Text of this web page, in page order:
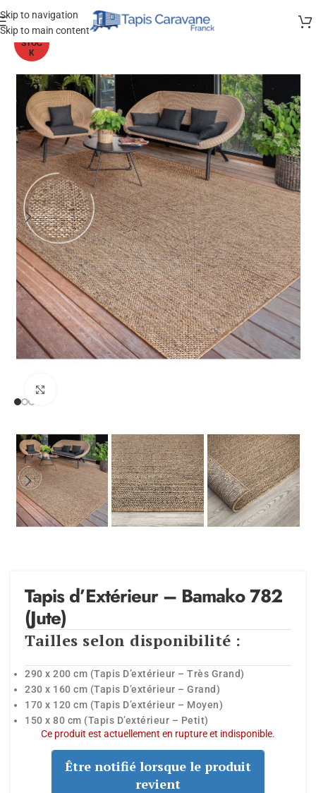
Skip to navigation
Skip to main content
HORS
STOC
K
Tapis d’Extérieur – Bamako 782
(Jute)
Tailles selon disponibilité :
290 x 200 cm (Tapis D’extérieur – Très Grand)
230 x 160 cm (Tapis D’extérieur – Grand)
170 x 120 cm (Tapis D’extérieur – Moyen)
150 x 80 cm (Tapis D’extérieur – Petit)
Ce produit est actuellement en rupture et indisponible.
Être notifié lorsque le produit
revient